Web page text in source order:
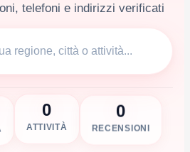
telefoni e indirizzi verificati
0
ATTIVITÀ
0
RECENSIONI